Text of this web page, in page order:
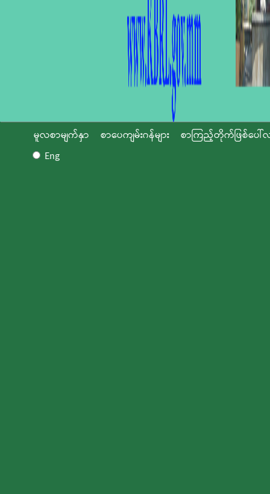
မူလစာမျက်နှာ စာပေကျမ်းဂန်များ
စာကြည့်တိုက်ဖြစ်ပေါ်
Eng